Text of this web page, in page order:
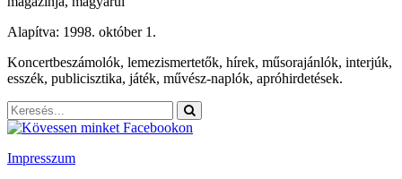
Alapítva: 1998. október 1.
Koncertbeszámolók, lemezismertetők, hírek, műsorajánlók, interjúk,
esszék, publicisztika, játék, művész-naplók, apróhirdetések.
Impresszum